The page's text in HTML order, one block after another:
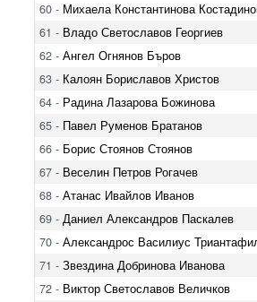
60 - Михаела Константинова
61 - Владо Светославов Георгиев
62 - Ангел Огнянов Бъров
63 - Калоян Бориславов Христов
64 - Радина Лазарова Божинова
65 - Павел Руменов Братанов
66 - Борис Стоянов Стоянов
67 - Веселин Петров Рогачев
68 - Атанас Ивайлов Иванов
69 - Даниел Александров Паскалев
70 - Александрос Василиус
71 - Звездина Добринова Иванова
72 - Виктор Светославов Величков